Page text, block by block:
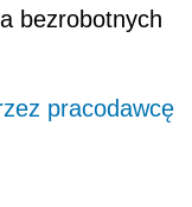
bezrobotnych
pracodawcę